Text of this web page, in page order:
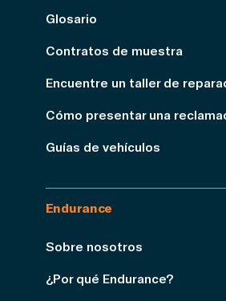
Glosario
Contratos de muestra
Encuentre un taller de
Cómo presentar una
Guías de vehículos
Endurance
Sobre nosotros
¿Por qué Endurance?